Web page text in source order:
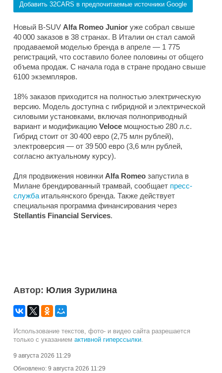
Добавить 32CARS в предпочитаемые источники Google
Новый B-SUV Alfa Romeo Junior уже собрал свыше
40 000 заказов в 38 странах. В Италии он стал самой
продаваемой моделью бренда в апреле — 1 775
регистраций, что составило более половины от общего
объема продаж. С начала года в стране продано свыше
6100 экземпляров.
18% заказов приходится на полностью электрическую
версию. Модель доступна с гибридной и электрической
силовыми установками, включая полноприводный
вариант и модификацию Veloce мощностью 280 л.с.
Гибрид стоит от 30 400 евро (2,75 млн рублей),
электроверсия — от 39 500 евро (3,6 млн рублей,
согласно актуальному курсу).
Для продвижения новинки Alfa Romeo запустила в
Милане брендированный трамвай, сообщает пресс-
служба итальянского бренда. Также действует
специальная программа финансирования через
Stellantis Financial Services.
Автор: Юлия Зурилина
Использование текстов, фото- и видео сайта разрешается
только с указанием активной гиперссылки.
9 августа 2026 11:29
Обновлено: 9 августа 2026 11:29